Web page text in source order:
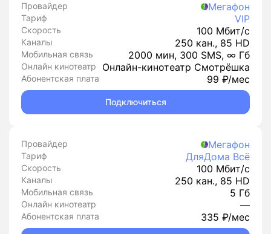
Провайдер Мегафон
Тариф VIP
Скорость 100 Мбит/с
Каналы 250 кан., 85 HD
Мобильная связь 2000 мин, 300 SMS, ∞ Гб
Онлайн кинотеатр Онлайн-кинотеатр Смотрёшка
Абонентская плата 99 ₽/мес
Подключиться
Провайдер Мегафон
Тариф ДляДома Всё
Скорость 100 Мбит/с
Каналы 250 кан., 85 HD
Мобильная связь 5 Гб
Онлайн кинотеатр —
Абонентская плата 335 ₽/мес